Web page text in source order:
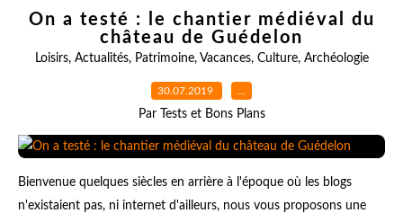
On a testé : le chantier médiéval du
château de Guédelon
Loisirs, Actualités, Patrimoine, Vacances, Culture, Archéologie
30.07.2019 …
Par Tests et Bons Plans
Bienvenue quelques siècles en arrière à l'époque où les blogs
n'existaient pas, ni internet d'ailleurs, nous vous proposons une